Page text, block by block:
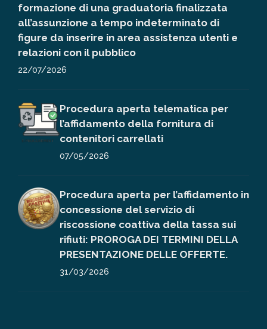
formazione di una graduatoria finalizzata
all’assunzione a tempo indeterminato di
figure da inserire in area assistenza utenti e
relazioni con il pubblico
22/07/2026
Procedura aperta telematica per
l’affidamento della fornitura di
contenitori carrellati
07/05/2026
Procedura aperta per l’affidamento in
concessione del servizio di
riscossione coattiva della tassa sui
rifiuti: PROROGA DEI TERMINI DELLA
PRESENTAZIONE DELLE OFFERTE.
31/03/2026